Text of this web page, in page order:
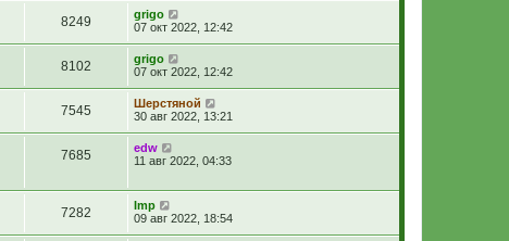
8249
grigo
07 окт 2022, 12:42
8102
grigo
07 окт 2022, 12:42
7545
Шерстяной
30 авг 2022, 13:21
7685
edw
11 авг 2022, 04:33
7282
Imp
09 авг 2022, 18:54